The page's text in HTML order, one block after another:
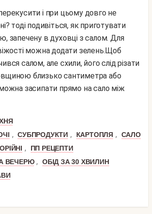
тоді подивіться, як приготувати
запечену в духовці з салом. Для
можна додати зелень.Щоб
салом, але схили, його слід різати
близько сантиметра або
засипати прямо на сало між
, СУБПРОДУКТИ , КАРТОПЛЯ ,
САЛО
,
ПП РЕЦЕПТИ
ВЕЧЕРЮ ,
ОБІД ЗА 30 ХВИЛИН